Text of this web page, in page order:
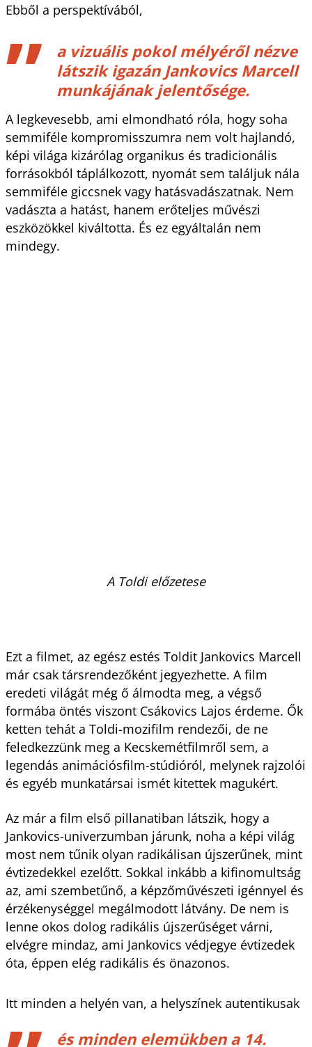
Ebből a perspektívából,
a vizuális pokol mélyéről nézve
látszik igazán Jankovics Marcell
munkájának jelentősége.
A legkevesebb, ami elmondható róla, hogy soha
semmiféle kompromisszumra nem volt hajlandó,
képi világa kizárólag organikus és tradicionális
forrásokból táplálkozott, nyomát sem találjuk nála
semmiféle giccsnek vagy hatásvadászatnak. Nem
vadászta a hatást, hanem erőteljes művészi
eszközökkel kiváltotta. És ez egyáltalán nem
mindegy.
A Toldi előzetese
Ezt a filmet, az egész estés Toldit Jankovics Marcell
már csak társrendezőként jegyezhette. A film
eredeti világát még ő álmodta meg, a végső
formába öntés viszont Csákovics Lajos érdeme. Ők
ketten tehát a Toldi-mozifilm rendezői, de ne
feledkezzünk meg a Kecskemétfilmről sem, a
legendás animációsfilm-stúdióról, melynek rajzolói
és egyéb munkatársai ismét kitettek magukért.
Az már a film első pillanatiban látszik, hogy a
Jankovics-univerzumban járunk, noha a képi világ
most nem tűnik olyan radikálisan újszerűnek, mint
évtizedekkel ezelőtt. Sokkal inkább a kifinomultság
az, ami szembetűnő, a képzőművészeti igénnyel és
érzékenységgel megálmodott látvány. De nem is
lenne okos dolog radikális újszerűséget várni,
elvégre mindaz, ami Jankovics védjegye évtizedek
óta, éppen elég radikális és önazonos.
Itt minden a helyén van, a helyszínek autentikusak
és minden elemükben a 14.